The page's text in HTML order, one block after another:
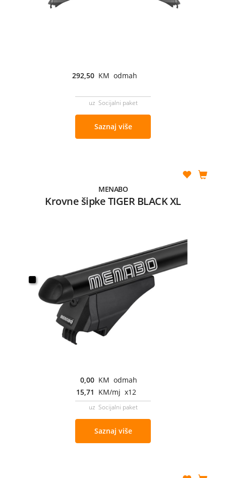
292,50 KM odmah
uz Socijalni paket
Saznaj više
MENABO
Krovne šipke TIGER BLACK XL
0,00 KM odmah
15,71 KM/mj x12
uz Socijalni paket
Saznaj više